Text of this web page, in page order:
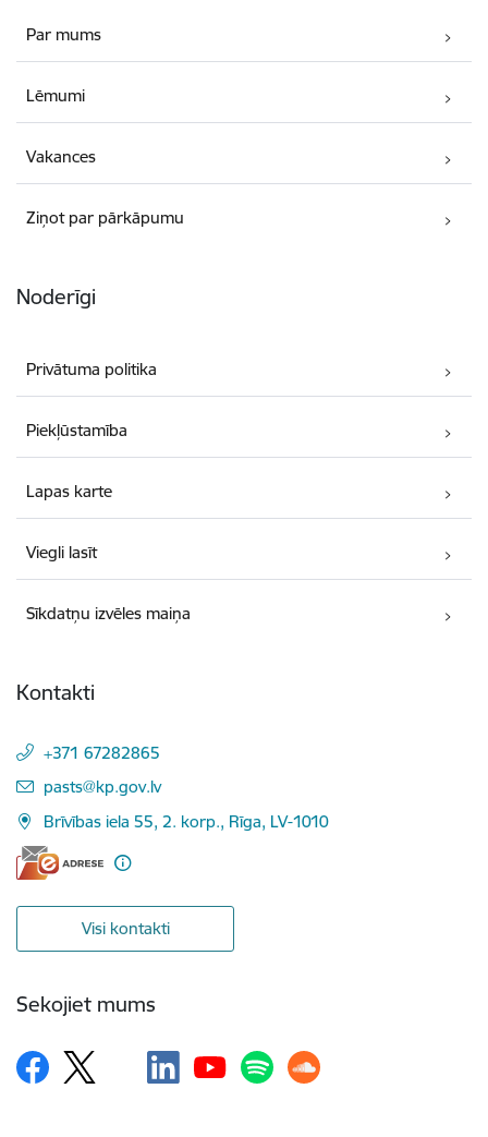
Par mums
Lēmumi
Vakances
Ziņot par pārkāpumu
Noderīgi
Privātuma politika
Piekļūstamība
Lapas karte
Viegli lasīt
Sīkdatņu izvēles maiņa
Kontakti
+371 67282865
E-pasts:
pasts@kp.gov.lv
Brīvības iela 55, 2. korp., Rīga, LV-1010
Visi kontakti
Sekojiet mums